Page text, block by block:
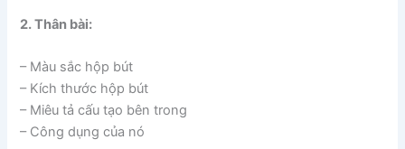
2. Thân bài:
– Màu sắc hộp bút
– Kích thước hộp bút
– Miêu tả cấu tạo bên trong
– Công dụng của nó